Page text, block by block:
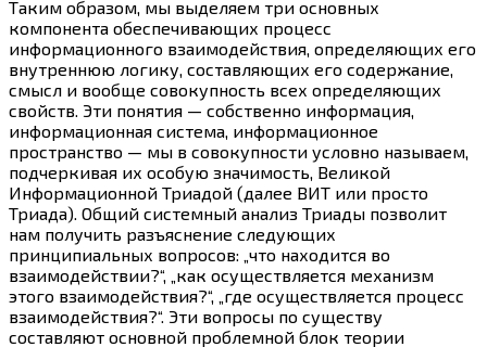
Таким образом, мы выделяем три основных
компонента обеспечивающих процесс
информационного взаимодействия, определяющих его
внутреннюю логику, составляющих его содержание,
смысл и вообще совокупность всех определяющих
свойств. Эти понятия — собственно информация,
информационная система, информационное
пространство — мы в совокупности условно называем,
подчеркивая их особую значимость, Великой
Информационной Триадой (далее ВИТ или просто
Триада). Общий системный анализ Триады позволит
нам получить разъяснение следующих
принципиальных вопросов: „что находится во
взаимодействии?“, „как осуществляется механизм
этого взаимодействия?“, „где осуществляется процесс
взаимодействия?“. Эти вопросы по существу
составляют основной проблемной блок теории